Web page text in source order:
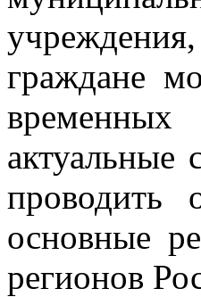
граждане
временных
актуальные
проводить
основные
регионов